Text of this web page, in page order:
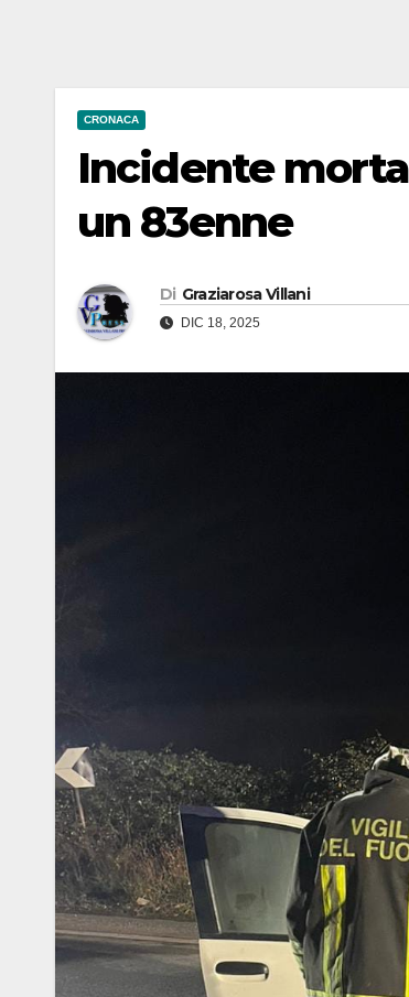
CRONACA
Incidente
un 83enne
Di Graziarosa Villani
DIC 18, 2025